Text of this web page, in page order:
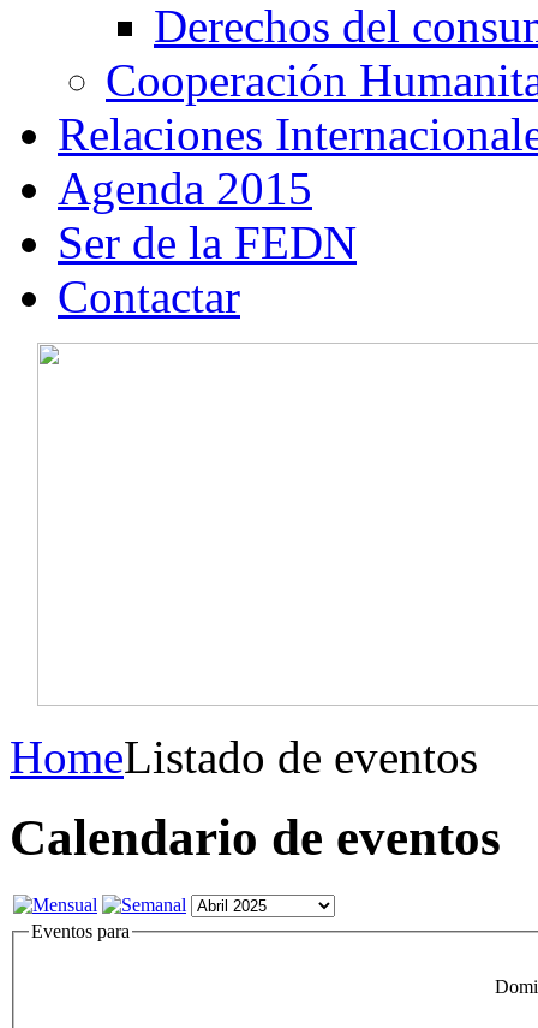
Derechos del
Cooperación
Relaciones
Agenda 2015
Ser de la FEDN
Contactar
HomeListado de eventos
Calendario de eventos
Eventos para